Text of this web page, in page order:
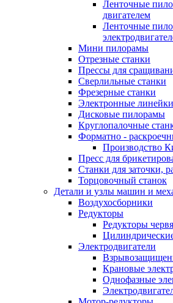
Ленточные
двигателем
Ленточные
Мини пилорамы
Отрезные станки
Прессы для
Сверлильные станки
Фрезерные станки
Электронные линейки
Дисковые пилорамы
Круглопалочные
Форматно -
Производство
Пресс для
Станки для заточки,
Торцовочный станок
Детали и узлы машин и
Воздухосборники
Редукторы
Редукторы
Электродвигатели
Крановые
Однофазные